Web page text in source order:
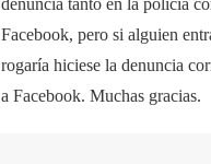
denuncia tanto en la policía
Facebook, pero si alguien
rogaría hiciese la denuncia
a Facebook. Muchas gracias.